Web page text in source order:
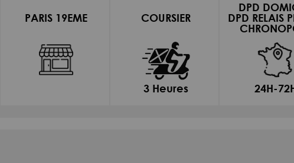
PARIS 19EME COURSIER
3 Heures
DPD
DPD RELAIS
24H-